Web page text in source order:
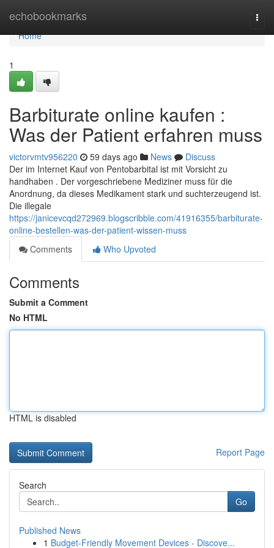
echobookmarks
Home
Home
1
Barbiturate online kaufen :
Was der Patient erfahren muss
victorvmtv956220 59 days ago News
Discuss
Der im Internet Kauf von Pentobarbital ist mit Vorsicht zu
handhaben . Der vorgeschriebene Mediziner muss für die
Anordnung, da dieses Medikament stark und suchterzeugend ist.
Die illegale
https://janicevcqd272969.blogscribble.com/41916355/barbiturate-
online-bestellen-was-der-patient-wissen-muss
Comments
Who Upvoted
Comments
Submit a Comment
No HTML
HTML is disabled
Report Page
Search
Go
Published News
1 Budget-Friendly Movement Devices - Discove...